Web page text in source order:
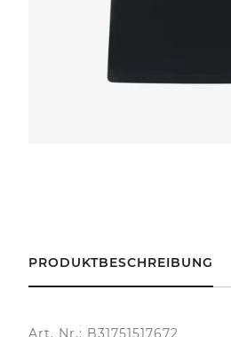
PRODUKTBESCHREIBUNG
Art. Nr.: B31751517672